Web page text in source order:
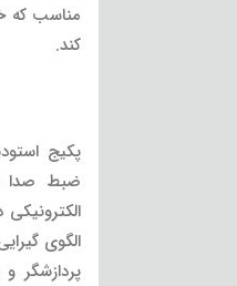
مناسب که
کند.
ضبط صدا